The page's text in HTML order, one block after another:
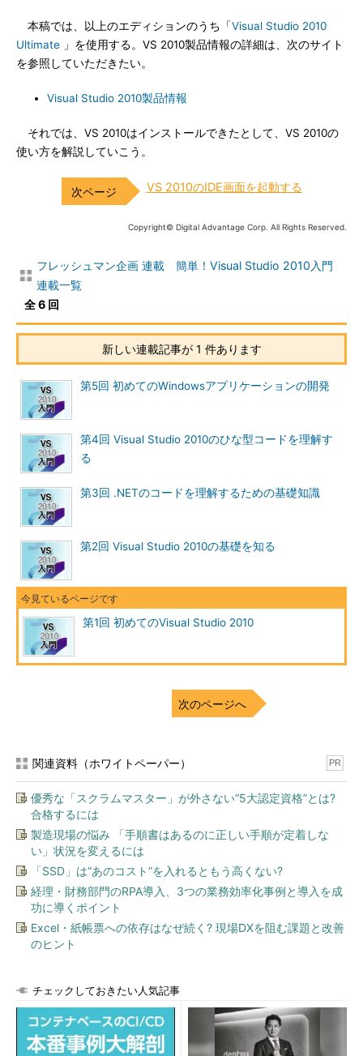
本稿では、以上のエディションのうち「Visual Studio 2010
Ultimate 」を使用する。VS 2010製品情報の詳細は、次のサイト
を参照していただきたい。
Visual Studio 2010製品情報
それでは、VS 2010はインストールできたとして、VS 2010の
使い方を解説していこう。
VS 2010のIDE画面を起動する
Copyright© Digital Advantage Corp. All Rights Reserved.
フレッシュマン企画 連載 簡単！Visual Studio 2010入門
連載一覧
全 6 回
新しい連載記事が 1 件あります
第5回 初めてのWindowsアプリケーションの開発
第4回 Visual Studio 2010のひな型コードを理解す
る
第3回 .NETのコードを理解するための基礎知識
第2回 Visual Studio 2010の基礎を知る
第1回 初めてのVisual Studio 2010
次のページへ
関連資料（ホワイトペーパー） PR
優秀な「スクラムマスター」が外さない“5大認定資格”とは?
合格するには
製造現場の悩み 「手順書はあるのに正しい手順が定着しな
い」状況を変えるには
「SSD」は“あのコスト”を入れるともう高くない?
経理・財務部門のRPA導入、3つの業務効率化事例と導入を成
功に導くポイント
Excel・紙帳票への依存はなぜ続く? 現場DXを阻む課題と改善
のヒント
チェックしておきたい人気記事